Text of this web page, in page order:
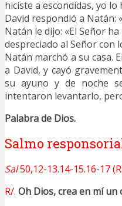
hiciste a escondidas, yo
David respondió a Natán:
Natán le dijo: «El Señor
despreciado al Señor con
Natán marchó a su casa.
a David, y cayó
su ayuno y de noche
intentaron levantarlo,
Palabra de Dios.
Salmo
Sal50,12-13.14-15.16-17
R/. Oh Dios, crea en mí